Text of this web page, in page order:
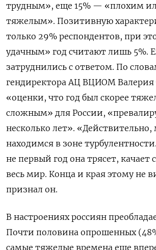
трудным», еще 15% — «плохим
тяжелым». Позитивную
только 29% респондентов, при
удачным» год считают лишь 5%.
затруднились с ответом. По
гендиректора АЦ ВЦИОМ Валерия
«оценки, что год был скорее
сложным» для России,
несколько лет».
находимся в зоне
не первый год она трясет, качает
весь мир. Конца и края этому не
признал он.
В настроениях россиян
Почти половина опрошенных
самые тяжелые времена еще